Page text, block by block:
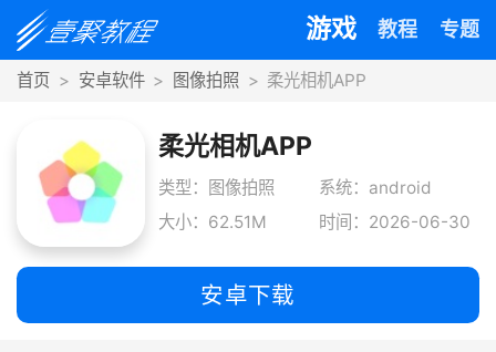
游戏 教程 专题
首页 安卓软件 图像拍照 柔光相机APP
柔光相机APP
类型：图像拍照
系统：android
大小：62.51M
时间：2026-06-30
安卓下载